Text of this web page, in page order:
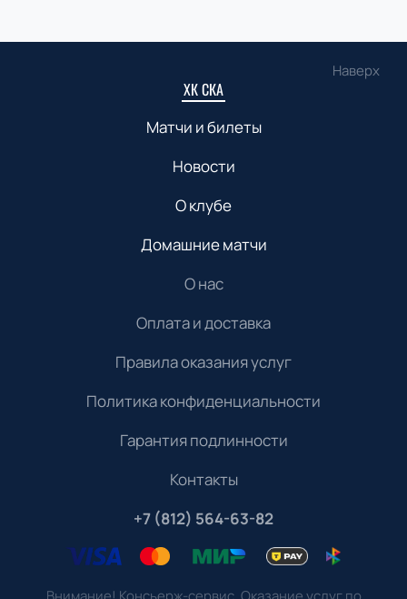
Наверх
ХК СКА
Матчи и билеты
Новости
О клубе
Домашние матчи
О нас
Оплата и доставка
Правила оказания услуг
Политика конфиденциальности
Гарантия подлинности
Контакты
+7 (812) 564-63-82